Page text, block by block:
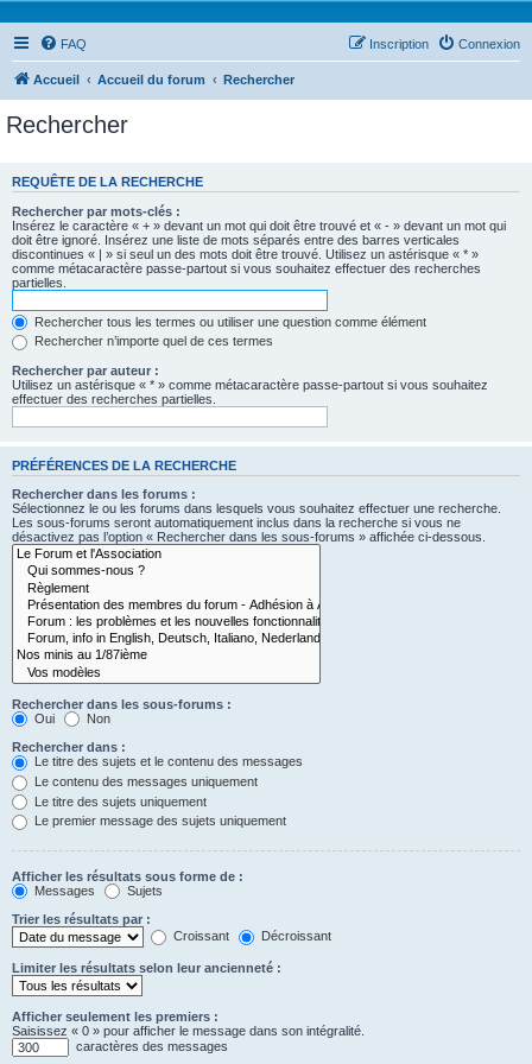
FAQ Connexion
Inscription
Accueil Accueil du forum Rechercher
Rechercher
REQUÊTE DE LA RECHERCHE
Rechercher par mots-clés :
Insérez le caractère « + » devant un mot qui doit être trouvé et « - » devant un mot qui
doit être ignoré. Insérez une liste de mots séparés entre des barres verticales
discontinues « | » si seul un des mots doit être trouvé. Utilisez un astérisque « * »
comme métacaractère passe-partout si vous souhaitez effectuer des recherches
partielles.
Rechercher tous les termes ou utiliser une question comme élément
Rechercher n’importe quel de ces termes
Rechercher par auteur :
Utilisez un astérisque « * » comme métacaractère passe-partout si vous souhaitez
effectuer des recherches partielles.
PRÉFÉRENCES DE LA RECHERCHE
Rechercher dans les forums :
Sélectionnez le ou les forums dans lesquels vous souhaitez effectuer une recherche.
Les sous-forums seront automatiquement inclus dans la recherche si vous ne
désactivez pas l’option « Rechercher dans les sous-forums » affichée ci-dessous.
Rechercher dans les sous-forums :
Oui
Non
Rechercher dans :
Le titre des sujets et le contenu des messages
Le contenu des messages uniquement
Le titre des sujets uniquement
Le premier message des sujets uniquement
Afficher les résultats sous forme de :
Messages
Sujets
Trier les résultats par :
Croissant
Décroissant
Limiter les résultats selon leur ancienneté :
Afficher seulement les premiers :
Saisissez « 0 » pour afficher le message dans son intégralité.
caractères des messages